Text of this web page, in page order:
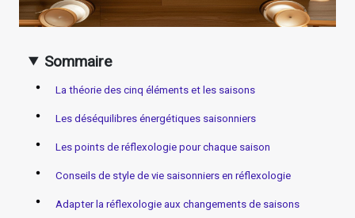
Sommaire
La théorie des cinq éléments et les saisons
Les déséquilibres énergétiques saisonniers
Les points de réflexologie pour chaque saison
Conseils de style de vie saisonniers en réflexologie
Adapter la réflexologie aux changements de saisons